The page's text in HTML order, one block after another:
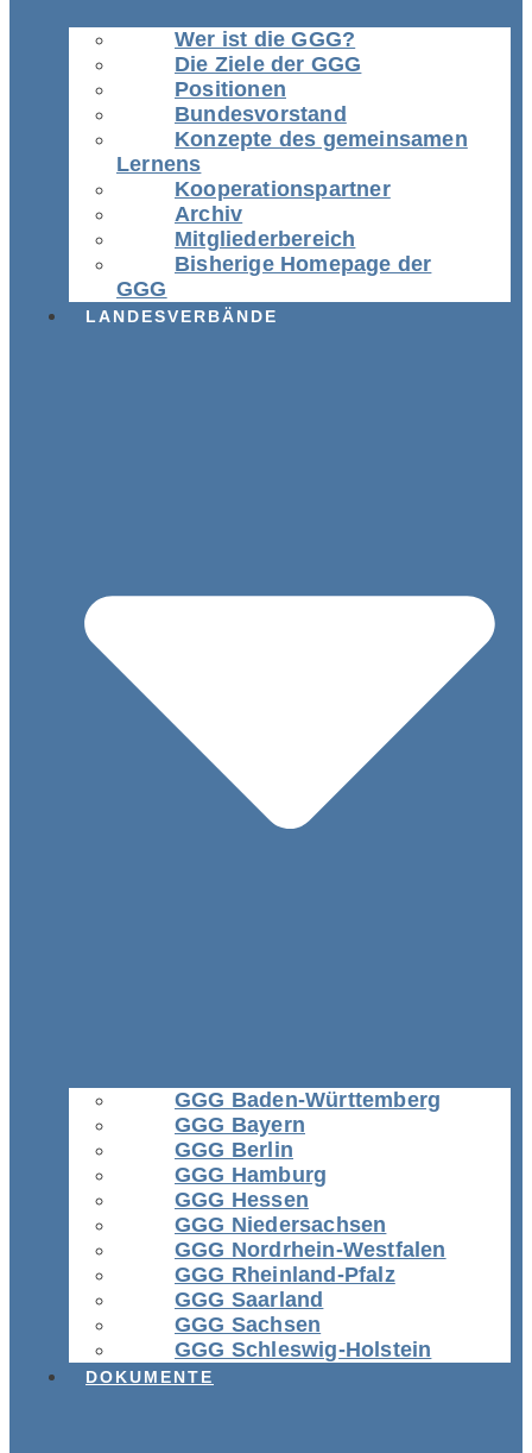
Wer ist die GGG?
Die Ziele der GGG
Positionen
Bundesvorstand
Konzepte des gemeinsamen
Lernens
Kooperationspartner
Archiv
Mitgliederbereich
Bisherige Homepage der
GGG
LANDESVERBÄNDE
GGG Baden-Württemberg
GGG Bayern
GGG Berlin
GGG Hamburg
GGG Hessen
GGG Niedersachsen
GGG Nordrhein-Westfalen
GGG Rheinland-Pfalz
GGG Saarland
GGG Sachsen
GGG Schleswig-Holstein
DOKUMENTE